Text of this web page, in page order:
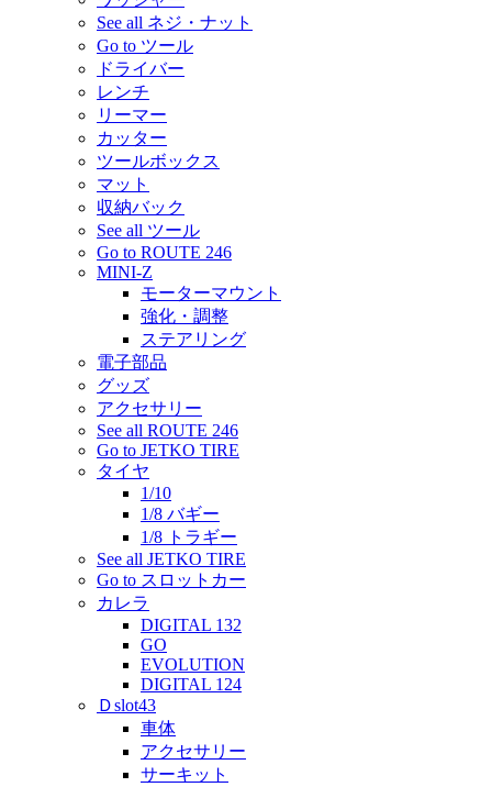
See all ネジ・ナット
Go to ツール
ドライバー
レンチ
リーマー
カッター
ツールボックス
マット
収納バック
See all ツール
Go to ROUTE 246
MINI-Z
モーターマウント
強化・調整
ステアリング
電子部品
グッズ
アクセサリー
See all ROUTE 246
Go to JETKO TIRE
タイヤ
1/10
1/8 バギー
1/8 トラギー
See all JETKO TIRE
Go to スロットカー
カレラ
DIGITAL 132
GO
EVOLUTION
DIGITAL 124
Ｄslot43
車体
アクセサリー
サーキット